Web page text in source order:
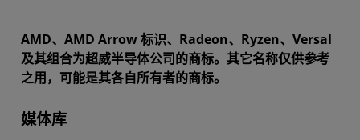
AMD、AMD Arrow 标识、Radeon、Ryzen、Versal
及其组合为超威半导体公司的商标。其它名称仅供参考
之用，可能是其各自所有者的商标。
媒体库